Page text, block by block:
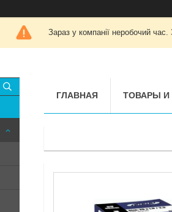
Зараз у компанії неробочий
ГЛАВНАЯ ТОВАРЫ И